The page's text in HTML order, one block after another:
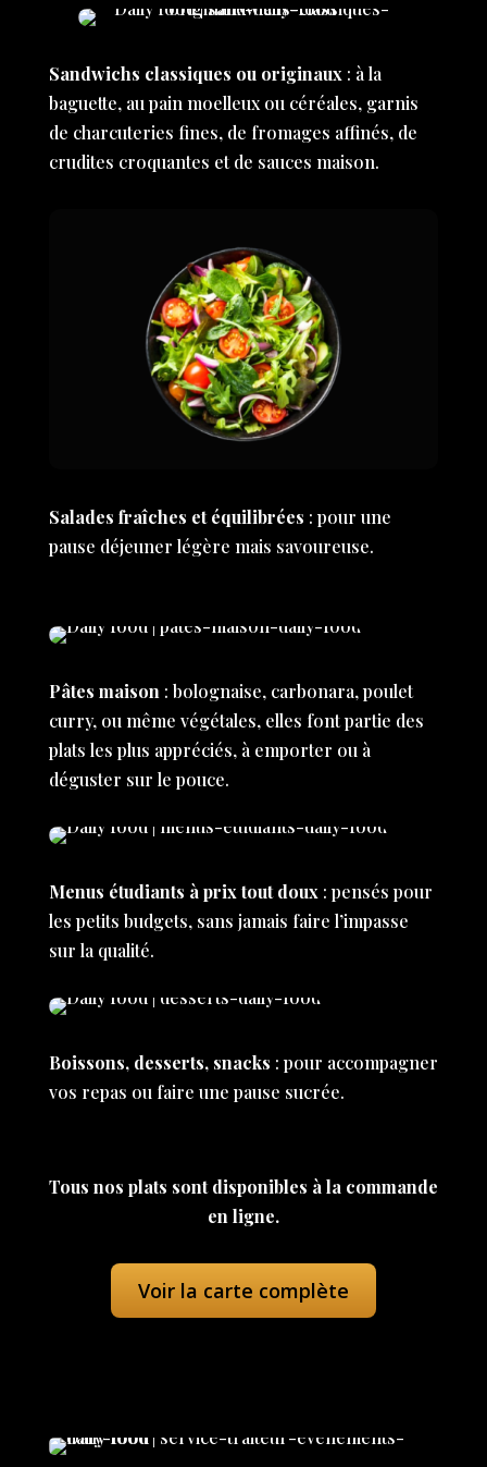
Sandwichs classiques ou originaux: à la
baguette, au pain moelleux ou céréales, garnis
de charcuteries fines, de fromages affinés, de
crudites croquantes et de sauces maison.
Salades fraîches et équilibrées : pour une
pause déjeuner légère mais savoureuse.
Pâtes maison: bolognaise, carbonara, poulet
curry, ou même végétales, elles font partie des
plats les plus appréciés, à emporter ou à
déguster sur le pouce.
Menus étudiants à prix tout doux: pensés pour
les petits budgets, sans jamais faire l’impasse
sur la qualité.
Boissons, desserts, snacks : pour accompagner
vos repas ou faire une pause sucrée.
Tous nos plats sont disponibles à la commande
en ligne.
Voir la carte complète